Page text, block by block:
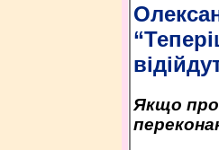
Якщо про